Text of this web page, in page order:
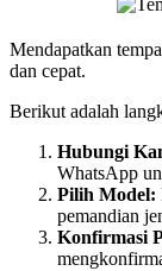
Mendapatkan
dan cepat.
Berikut adalah
Hubungi
WhatsApp
Pilih Model:
pemandian
Konfirmasi